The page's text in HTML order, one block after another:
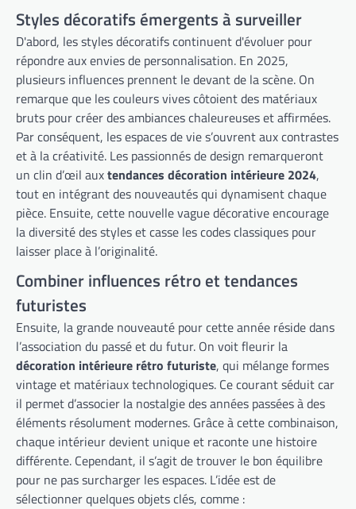
Styles décoratifs émergents à surveiller
D'abord, les styles décoratifs continuent d'évoluer pour
répondre aux envies de personnalisation. En 2025,
plusieurs influences prennent le devant de la scène. On
remarque que les couleurs vives côtoient des matériaux
bruts pour créer des ambiances chaleureuses et affirmées.
Par conséquent, les espaces de vie s’ouvrent aux contrastes
et à la créativité. Les passionnés de design remarqueront
un clin d’œil auxtendances décoration intérieure 2024,
tout en intégrant des nouveautés qui dynamisent chaque
pièce. Ensuite, cette nouvelle vague décorative encourage
la diversité des styles et casse les codes classiques pour
laisser place à l’originalité.
Combiner influences rétro et tendances
futuristes
Ensuite, la grande nouveauté pour cette année réside dans
l’association du passé et du futur. On voit fleurir la
décoration intérieure rétro futuriste, qui mélange formes
vintage et matériaux technologiques. Ce courant séduit car
il permet d’associer la nostalgie des années passées à des
éléments résolument modernes. Grâce à cette combinaison,
chaque intérieur devient unique et raconte une histoire
différente. Cependant, il s’agit de trouver le bon équilibre
pour ne pas surcharger les espaces. L’idée est de
sélectionner quelques objets clés, comme :